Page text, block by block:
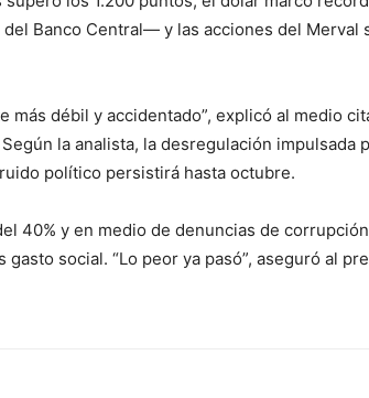
Banco Central— y las acciones del Merval
más débil y accidentado”, explicó al medio
la analista, la desregulación impulsada
político persistirá hasta octubre.
40% y en medio de denuncias de
social. “Lo peor ya pasó”, aseguró al